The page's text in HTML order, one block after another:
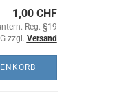
1,00 CHF
Reg. §19
zzgl. Versand